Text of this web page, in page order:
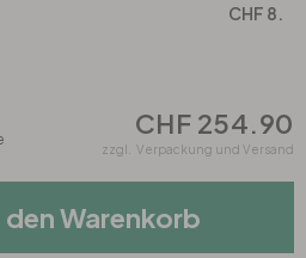
CHF 8.90
CHF 254.90
zzgl. Verpackung und Versand
den Warenkorb